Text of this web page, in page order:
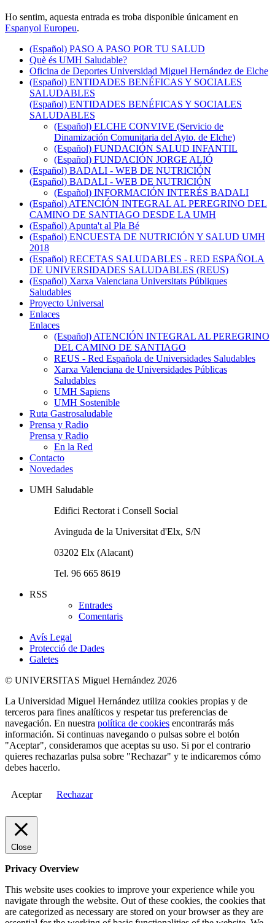
Ho sentim, aquesta entrada es troba disponible únicament en
Espanyol Europeu.
(Español) PASO A PASO POR TU SALUD
Què és UMH Saludable?
Oficina de Deportes Universidad Miguel Hernández de Elche
(Español) ENTIDADES BENÉFICAS Y SOCIALES
SALUDABLES
(Español) ENTIDADES BENÉFICAS Y SOCIALES
SALUDABLES
(Español) ELCHE CONVIVE (Servicio de
Dinamización Comunitaria del Ayto. de Elche)
(Español) FUNDACIÓN SALUD INFANTIL
(Español) FUNDACIÓN JORGE ALIÓ
(Español) BADALI - WEB DE NUTRICIÓN
(Español) BADALI - WEB DE NUTRICIÓN
(Español) INFORMACIÓN INTERÉS BADALI
(Español) ATENCIÓN INTEGRAL AL PEREGRINO DEL
CAMINO DE SANTIAGO DESDE LA UMH
(Español) Apunta't al Pla Bé
(Español) ENCUESTA DE NUTRICIÓN Y SALUD UMH
2018
(Español) RECETAS SALUDABLES - RED ESPAÑOLA
DE UNIVERSIDADES SALUDABLES (REUS)
(Español) Xarxa Valenciana Universitats Públiques
Saludables
Proyecto Universal
Enlaces
Enlaces
(Español) ATENCIÓN INTEGRAL AL PEREGRINO
DEL CAMINO DE SANTIAGO
REUS - Red Española de Universidades Saludables
Xarxa Valenciana de Universidades Públicas
Saludables
UMH Sapiens
UMH Sostenible
Ruta Gastrosaludable
Prensa y Radio
Prensa y Radio
En la Red
Contacto
Novedades
UMH Saludable
Edifici Rectorat i Consell Social
Avinguda de la Universitat d'Elx, S/N
03202 Elx (Alacant)
Tel. 96 665 8619
RSS
Entrades
Comentaris
Avís Legal
Protecció de Dades
Galetes
© UNIVERSITAS Miguel Hernández 2026
La Universidad Miguel Hernández utiliza cookies propias y de
terceros para fines analíticos y respetar tus preferencias de
navegación. En nuestra política de cookies encontrarás más
información. Si continuas navegando o pulsas sobre el botón
"Aceptar", consideramos que aceptas su uso. Si por el contrario
quieres rechazarlas pulsa sobre "Rechazar" y te indicaremos cómo
debes hacerlo.
Aceptar Rechazar
Close
Privacy Overview
This website uses cookies to improve your experience while you
navigate through the website. Out of these cookies, the cookies that
are categorized as necessary are stored on your browser as they are